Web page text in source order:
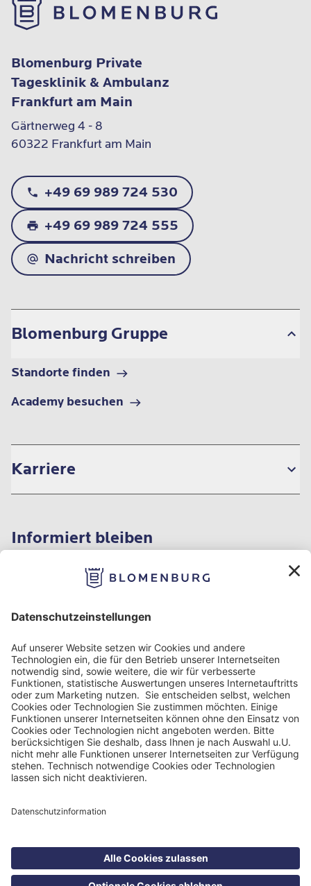
Blomenburg Private
Tagesklinik & Ambulanz
Frankfurt am Main
Gärtnerweg 4 - 8
60322 Frankfurt am Main
+49 69 989 724 530
+49 69 989 724 555
Nachricht schreiben
Blomenburg Gruppe
Standorte finden
Academy besuchen
Karriere
Informiert bleiben
Impressum
Datenschutzinformationen
Nutzungsbedingungen
Barrierefreiheit
©Health Care Concept GmbH 2026